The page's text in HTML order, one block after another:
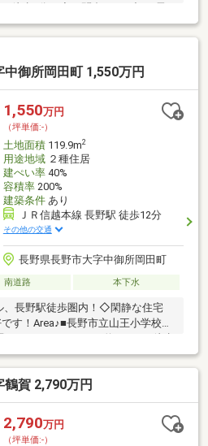
徒歩6分！◇お問合せは下記お電
中！！・フリーダイヤル 【
御所岡田町 1,550万円
1,550万円
（坪単価:-）
土地面積119.9m2
用途地域２種住居
建ぺい率40%
容積率200%
建築条件あり
ＪＲ信越本線 長野駅 徒歩12分
その他の交通
長野県長野市大字中御所岡田町
南道路 本下水
長野駅徒歩圏内！◇閑静な住宅
す！Area♪■長野市立山王小学校ま
まで約600ｍ（徒歩約8分）■西友
約9分）■長野駅まで約850ｍ（徒歩
築条件付き◆造成完了後、面積が
花風致地区第2種地域に該当し、
賀 2,790万円
2,790万円
（坪単価:-）